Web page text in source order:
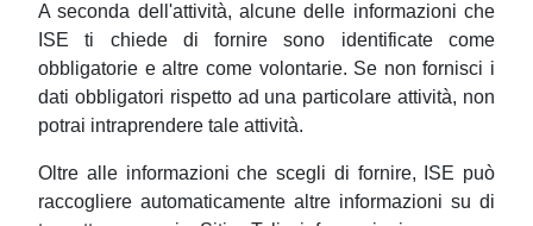
A seconda dell'attività, alcune delle informazioni che
ISE ti chiede di fornire sono identificate come
obbligatorie e altre come volontarie. Se non fornisci i
dati obbligatori rispetto ad una particolare attività, non
potrai intraprendere tale attività.
Oltre alle informazioni che scegli di fornire, ISE può
raccogliere automaticamente altre informazioni su di